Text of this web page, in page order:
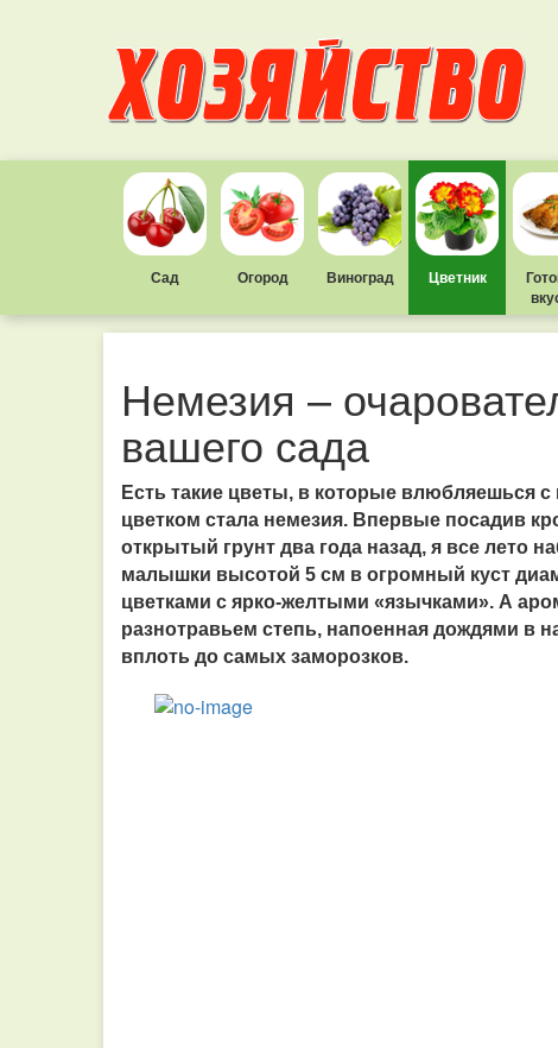
Сад Огород Виноград Цветник
Немезия –
вашего сада
Есть такие цветы, в которые влюбляешься с
цветком стала немезия. Впервые посадив
открытый грунт два года назад, я все
малышки высотой 5 см в огромный куст
цветками с ярко-желтыми «язычками». А
разнотравьем степь, напоенная дождями в
вплоть до самых заморозков.